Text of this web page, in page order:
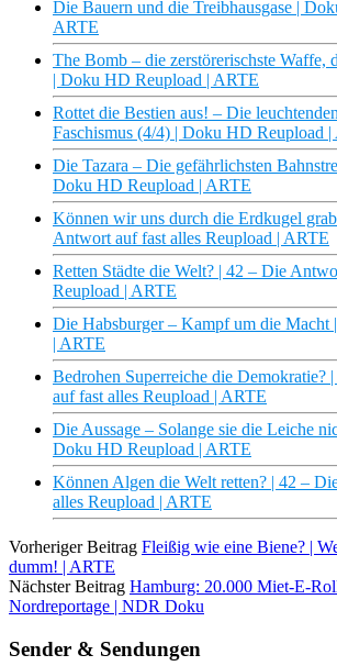
Die Bauern und die Treibhausgase |
ARTE
The Bomb – die zerstörerischste Waffe,
| Doku HD Reupload | ARTE
Rottet die Bestien aus! – Die
Faschismus (4/4) | Doku HD Reupload |
Die Tazara – Die gefährlichsten
Doku HD Reupload | ARTE
Können wir uns durch die Erdkugel
Antwort auf fast alles Reupload | ARTE
Retten Städte die Welt? | 42 – Die
Reupload | ARTE
Die Habsburger – Kampf um die Macht
| ARTE
Bedrohen Superreiche die Demokratie?
auf fast alles Reupload | ARTE
Die Aussage – Solange sie die Leiche
Doku HD Reupload | ARTE
Können Algen die Welt retten? | 42 –
alles Reupload | ARTE
Vorheriger Beitrag Fleißig wie eine Biene? |
dumm! | ARTE
Nächster Beitrag Hamburg: 20.000 Miet-E-
Nordreportage | NDR Doku
Sender & Sendungen